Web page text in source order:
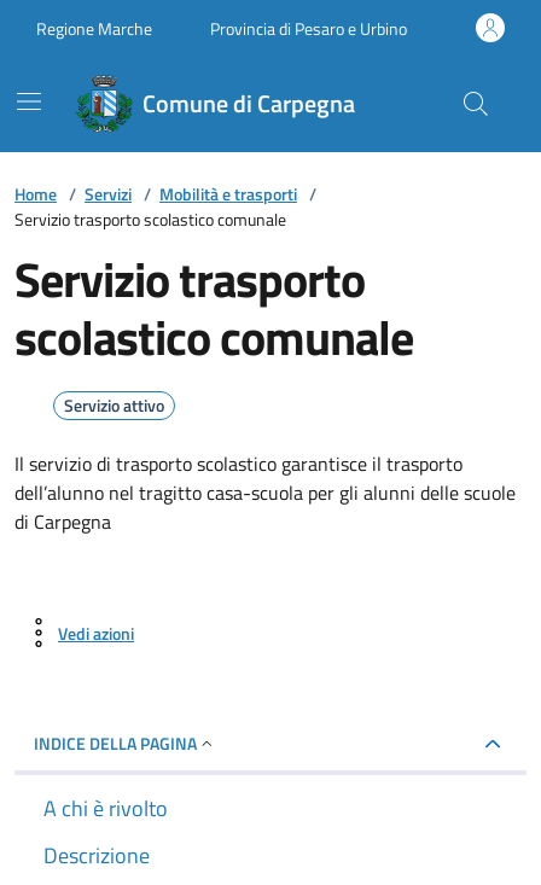
Regione Marche Provincia di Pesaro e Urbino
Comune di Carpegna
Home / Servizi / Mobilità e trasporti /
Servizio trasporto scolastico comunale
Servizio trasporto
scolastico comunale
Servizio attivo
Il servizio di trasporto scolastico garantisce il trasporto
dell’alunno nel tragitto casa-scuola per gli alunni delle scuole
di Carpegna
Vedi azioni
INDICE DELLA PAGINA
A chi è rivolto
Descrizione